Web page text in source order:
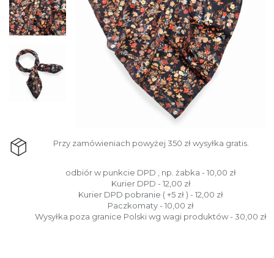
Przy zamówieniach powyżej 350 zł wysyłka gratis.
odbiór w punkcie DPD , np. żabka - 10,00 zł
Kurier DPD - 12,00 zł
Kurier DPD pobranie ( +5 zł ) - 12,00 zł
Paczkomaty - 10,00 zł
Wysyłka poza granice Polski wg wagi produktów - 30,00 zł